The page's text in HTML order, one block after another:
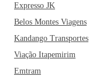
Expresso JK
Belos Montes Viagens
Kandango Transportes
Viação Itapemirim
Emtram